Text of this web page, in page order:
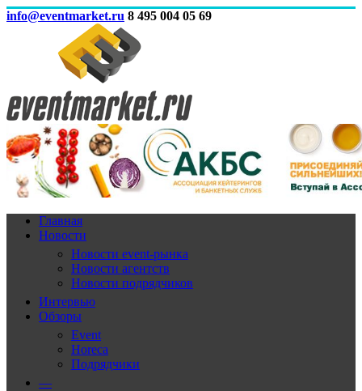
info@eventmarket.ru 8 495 004 05 69
Главная
Новости
Новости event-рынка
Новости агентств
Новости подрядчиков
Интервью
Обзоры
Event
Horeca
Подрядчики
—